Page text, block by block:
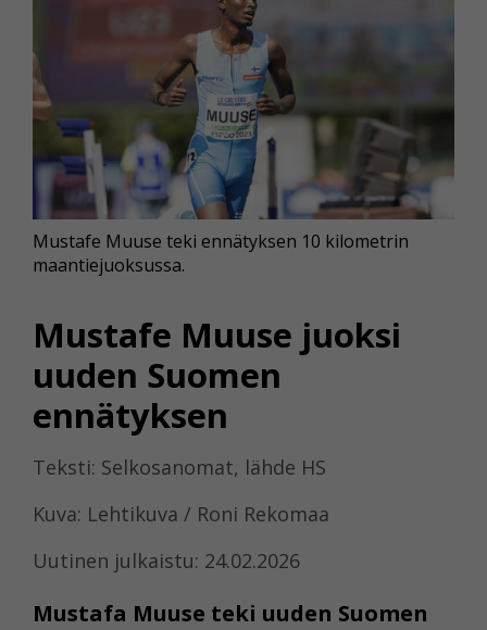
Mustafe Muuse juoksi
uuden Suomen
ennätyksen
Teksti: Selkosanomat, lähde HS
Kuva: Lehtikuva / Roni Rekomaa
Uutinen julkaistu: 24.02.2026
Mustafa Muuse teki uuden Suomen
Mustafe Muuse teki ennätyksen 10 kilometrin
maantiejuoksussa.